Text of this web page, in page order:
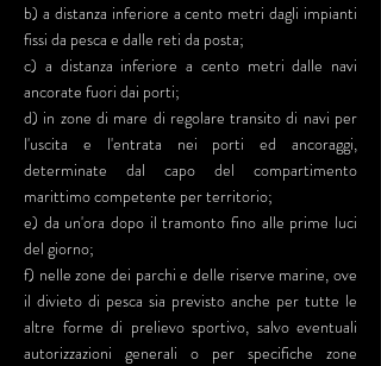
b) a distanza inferiore a cento metri dagli impianti
fissi da pesca e dalle reti da posta;
c) a distanza inferiore a cento metri dalle navi
ancorate fuori dai porti;
d) in zone di mare di regolare transito di navi per
l'uscita e l'entrata nei porti ed ancoraggi,
determinate dal capo del compartimento
marittimo competente per territorio;
e) da un'ora dopo il tramonto fino alle prime luci
del giorno;
f) nelle zone dei parchi e delle riserve marine, ove
il divieto di pesca sia previsto anche per tutte le
altre forme di prelievo sportivo, salvo eventuali
autorizzazioni generali o per specifiche zone